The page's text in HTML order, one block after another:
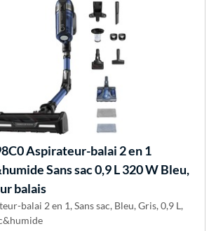
Aspirateur-balai 2 en 1
Sans sac 0,9 L 320 W Bleu,
balais
balai 2 en 1, Sans sac, Bleu, Gris, 0,9 L,